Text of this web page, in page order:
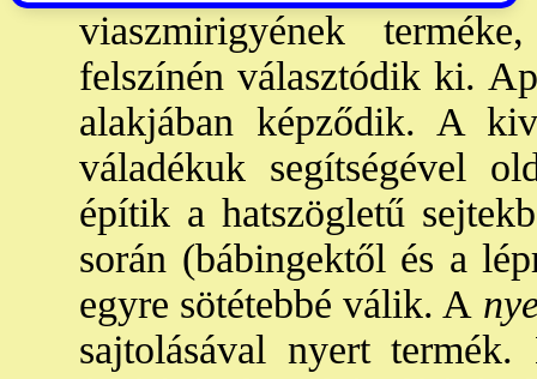
viaszmirigyének
felszínén választódik ki.
alakjában képződik. A
váladékuk segítségével
építik a hatszögletű
során (bábingektől és a
egyre sötétebbé válik. A
sajtolásával nyert